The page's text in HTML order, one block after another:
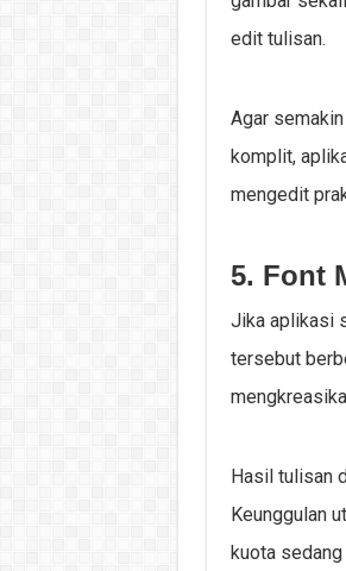
edit tulisan.
Agar
komplit,
mengedit
5. Font
Jika aplikasi
tersebut
Hasil tulisan
Keunggulan
kuota